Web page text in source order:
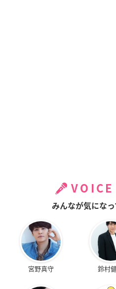
VOICE
みんなが気にな
宮野真守 鈴村